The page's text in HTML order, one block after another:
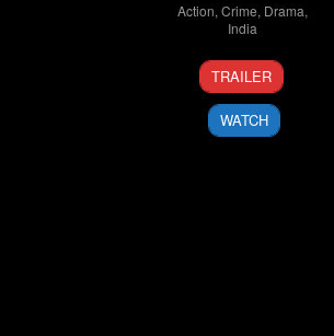
Action, Crime, Drama,
India
4
Jun
2025
Mani
Ratnam
TRAILER
WATCH